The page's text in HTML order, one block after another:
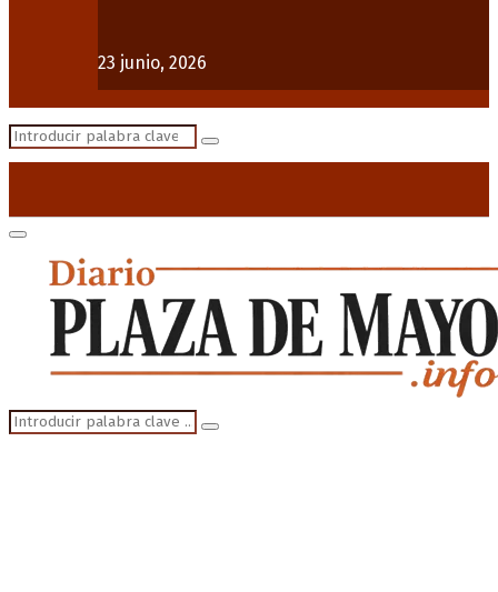
23 junio, 2026
Search
Search
Primary
Menu
Search
for:
Search